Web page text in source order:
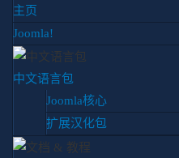
主页
Joomla!
中文语言包
Joomla核心
扩展汉化包